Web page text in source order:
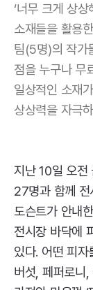
‘너무 크게 상
소재들을 활용
팀(5명)의 작가
점을 누구나 무
일상적인 소재
상상력을 자극
지난 10일 오전
27명과 함께 전
도슨트가 안내
전시장 바닥에
있다. 어떤 피
버섯, 페퍼로니